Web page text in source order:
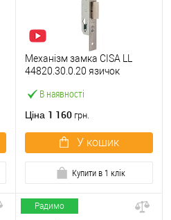
В наявності
Механізм замка CISA LL
44820.30.0.20 язичок
нержавіюча сталь
Ціна 1 160 грн.
У кошик
Купити в 1 клік
Радимо